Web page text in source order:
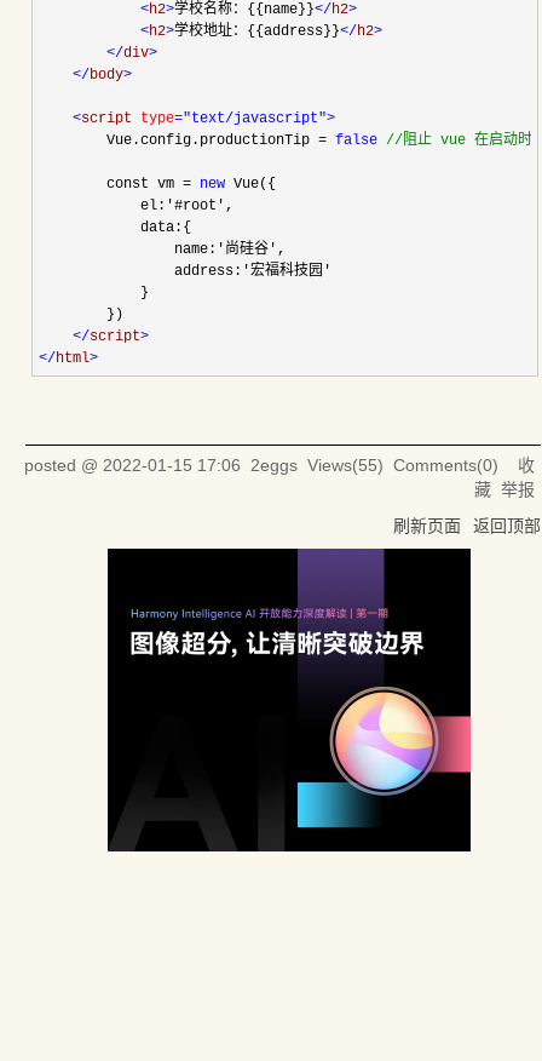
<h2>学校名称：{{name}}</h2>
<h2>学校地址：{{address}}</h2>
</div>
</body>
<script type="text/javascript">
        Vue.config.productionTip
= false // 阻止 vue 在启动时
        const vm
= new Vue({
            el:
'#root ' ,
            data:{
                name:
' 尚硅谷 ' ,
                address:
'宏福科技园 '
            }
        })
</script>
</html>
posted @ 2022-01-15 17:06 2eggsViews(55) Comments(0) 收
藏 举报
刷新页面
返回顶部